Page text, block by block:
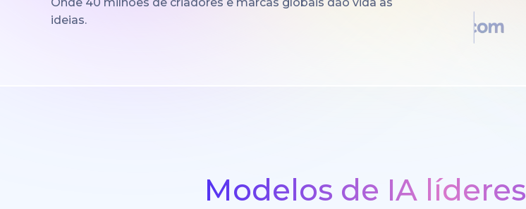
ideias.
Modelos de IA líderes